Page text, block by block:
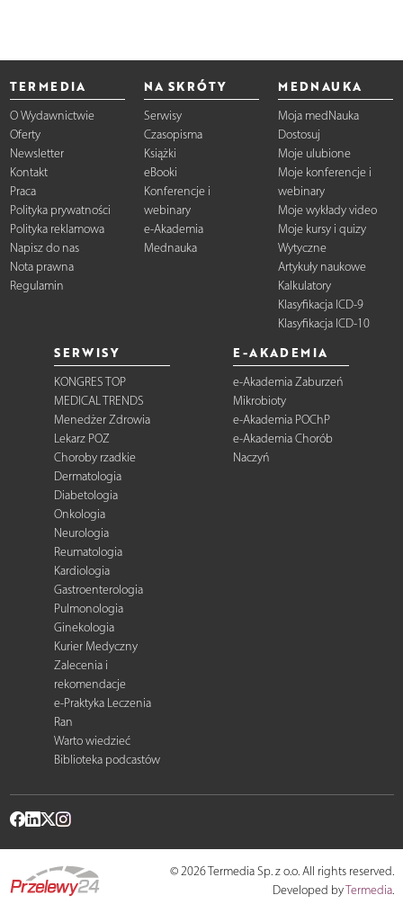
TERMEDIA
O Wydawnictwie
Oferty
Newsletter
Kontakt
Praca
Polityka prywatności
Polityka reklamowa
Napisz do nas
Nota prawna
Regulamin
NA SKRÓTY
Serwisy
Czasopisma
Książki
eBooki
Konferencje i
webinary
e-Akademia
Mednauka
MEDNAUKA
Moja medNauka
Dostosuj
Moje ulubione
Moje konferencje i
webinary
Moje wykłady video
Moje kursy i quizy
Wytyczne
Artykuły naukowe
Kalkulatory
Klasyfikacja ICD-9
Klasyfikacja ICD-10
SERWISY
KONGRES TOP
MEDICAL TRENDS
Menedżer Zdrowia
Lekarz POZ
Choroby rzadkie
Dermatologia
Diabetologia
Onkologia
Neurologia
Reumatologia
Kardiologia
Gastroenterologia
Pulmonologia
Ginekologia
Kurier Medyczny
Zalecenia i
rekomendacje
e-Praktyka Leczenia
Ran
Warto wiedzieć
Biblioteka podcastów
E-AKADEMIA
e-Akademia Zaburzeń
Mikrobioty
e-Akademia POChP
e-Akademia Chorób
Naczyń
© 2026 Termedia Sp. z o.o. All rights reserved.
Developed byTermedia.